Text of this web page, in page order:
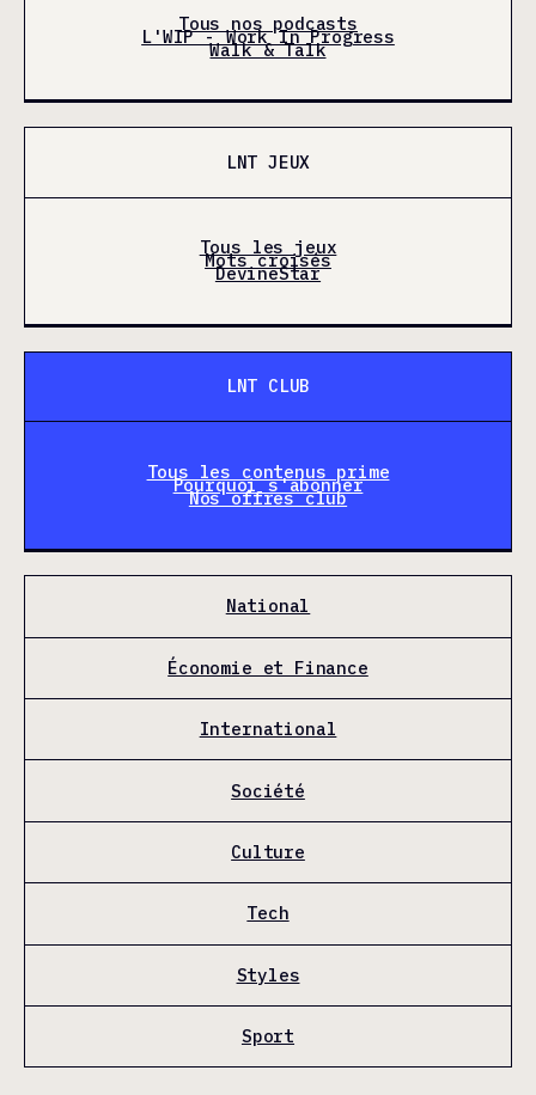
Tous nos podcasts
L'WIP - Work In Progress
Walk & Talk
LNT JEUX
Tous les jeux
Mots croisés
DevineStar
LNT CLUB
Tous les contenus prime
Pourquoi s'abonner
Nos offres club
National
Économie et Finance
International
Société
Culture
Tech
Styles
Sport